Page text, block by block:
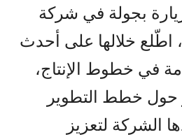
بجولة في شركة
اطّلع خلالها على أحدث
في خطوط الإنتاج،
حول خطط التطوير
الشركة لتعزيز